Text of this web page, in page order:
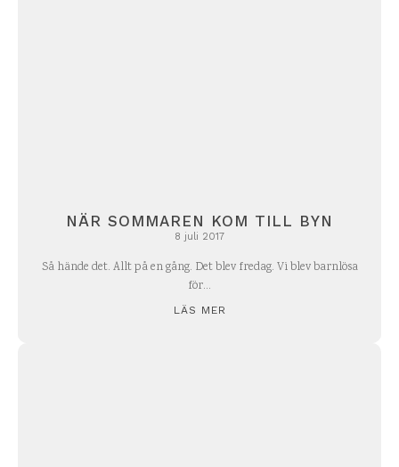
NÄR SOMMAREN KOM TILL BYN
8 juli 2017
Så hände det. Allt på en gång. Det blev fredag. Vi blev barnlösa
för...
LÄS MER